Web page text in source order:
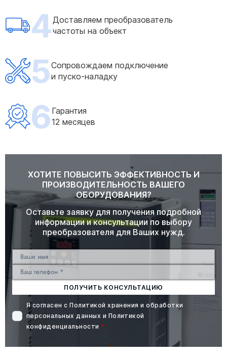
4Доставляем преобразователь
частоты на объект
5Сопровождаем подключение
и пуско-наладку
6 Гарантия
12 месяцев
ХОТИТЕ ПОВЫСИТЬ ЭФФЕКТИВНОСТЬ И
ПРОИЗВОДИТЕЛЬНОСТЬ ВАШЕГО
ОБОРУДОВАНИЯ?
Оставьте заявку для получения подробной
информации и консультации по выбору
преобразователя для Ваших нужд.
ПОЛУЧИТЬ КОНСУЛЬТАЦИЮ
Я согласен сПолитикой хранения и обработки
персональных данных и Политикой
конфиденциальности *